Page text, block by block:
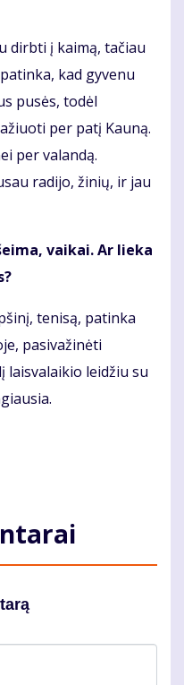
dirbti į kaimą, tačiau
kad gyvenu
pusės, todėl
per patį Kauną.
per valandą.
radijo, žinių, ir jau
vaikai. Ar lieka
tenisą, patinka
pasivažinėti
laisvalaikio leidžiu su